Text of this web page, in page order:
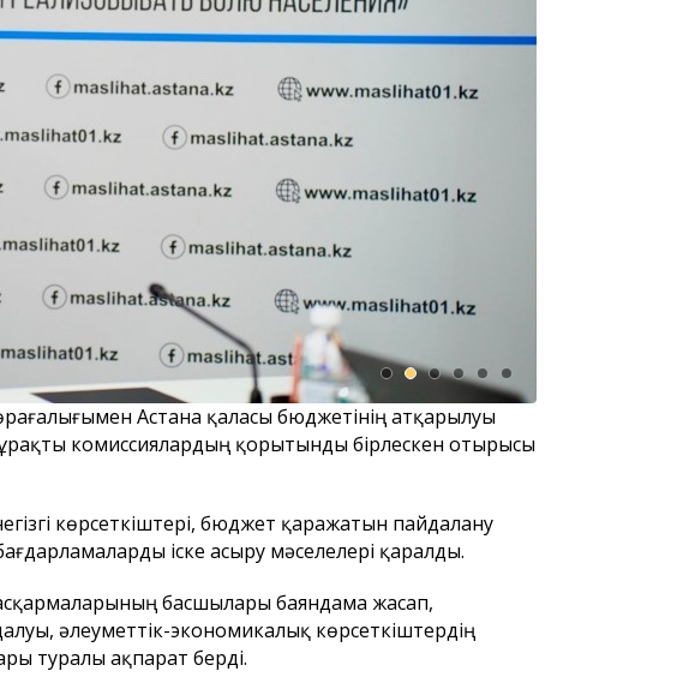
Бюджеттік бағдарламаның
паспорты
Астана қаласы халқының
назарына!
Астана қаласы бюджетінің атқарылуы
комиссиялардың қорытынды бірлескен отырысы
көрсеткіштері, бюджет қаражатын пайдалану
іске асыру мәселелері қаралды.
басшылары баяндама жасап,
әлеуметтік-экономикалық көрсеткіштердің
туралы ақпарат берді.